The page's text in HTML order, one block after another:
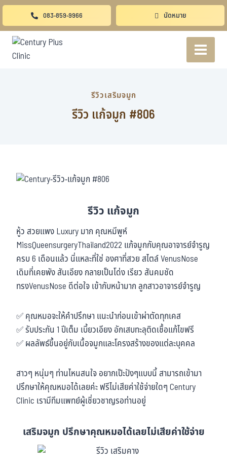
083-859-9966 นัดหมาย
รีวิวเสริมจมูก
รีวิว แก้จมูก #806
รีวิว แก้จมูก
หู้ว สวยแพง Luxury มาก คุณหมีพูห์
MissQueensurgeryThailand2022 แก้จมูกกับคุณอาจารย์จำรูญ
ครบ 6 เดือนแล้ว นี่แหละที่ใช่ องศาที่สวย สไตล์ VenusNose
เดิมที่เคยพัง สันเอียง กลายเป็นโด่ง เรียว สันคมชัด
ทรงVenusNose ดีต่อใจ เข้ากับหน้ามาก ลูกสาวอาจารย์จำรูญ
✅ คุณหมอจะให้คำปรึกษา แนะนำก่อนเข้าผ่าตัดทุกเคส
✅ รับประกัน 1 ปีเต็ม เบี้ยวเอียง อักเสบทะลุติดเชื้อแก้ไขฟรี
✅ ผลลัพธ์ขึ้นอยู่กับเนื้อจมูกและโครงสร้างของแต่ละบุคคล
สาวๆ หนุ่มๆ ท่านไหนสนใจ อยากเป๊ะปังๆแบบนี้ สามารถเข้ามา
ปรึกษาให้คุณหมอได้เลยค่ะ ฟรีไม่เสียค่าใช้จ่ายใดๆ Century
Clinic เรามีทีมแพทย์ผู้เชี่ยวชาญรอท่านอยู่
เสริมจมูก ปรึกษาคุณหมอได้เลยไม่เสียค่าใช้จ่าย